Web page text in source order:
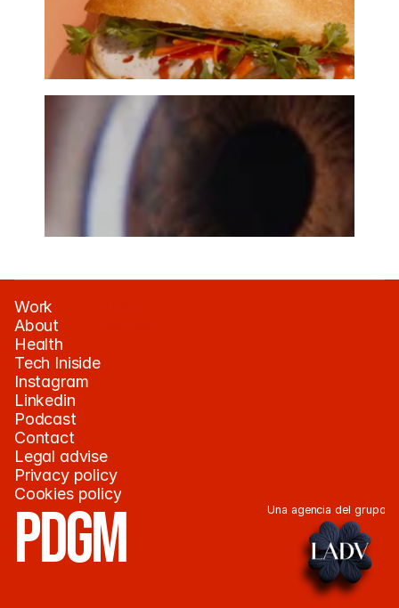
Work
About
Health
Tech Iniside
Instagram
Linkedin
Podcast
Contact
Legal advise
Privacy policy
Cookies policy
PDGM Una agencia del grupo